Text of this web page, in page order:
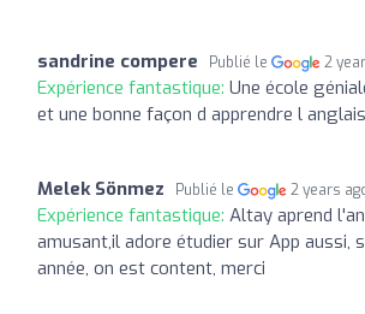
sandrine compere Publié le 2
Expérience fantastique: Une école
et une bonne façon d apprendre l anglais
Melek Sönmez Publié le 2 years
Expérience fantastique: Altay aprend
amusant,il adore étudier sur App aussi,
année, on est content, merci